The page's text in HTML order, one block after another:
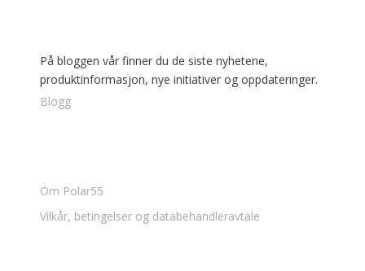
På bloggen vår finner du de siste nyhetene,
produktinformasjon, nye initiativer og oppdateringer.
Blogg
Om Polar55
Vilkår, betingelser og databehandleravtale